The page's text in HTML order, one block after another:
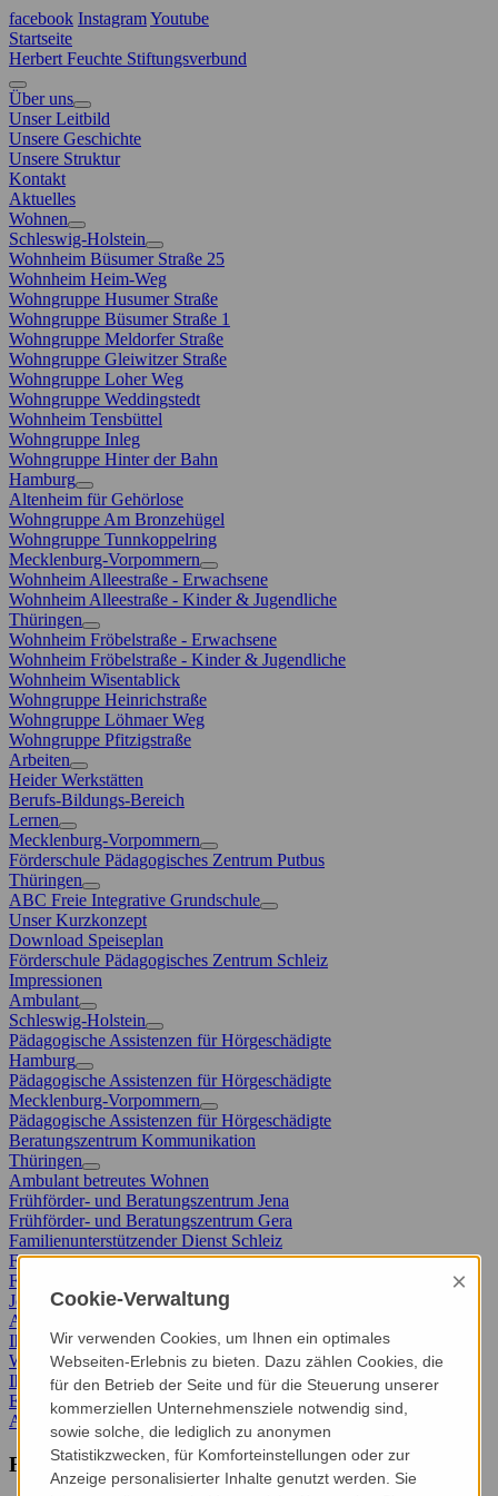
facebook InstagramYoutube
Startseite
Herbert Feuchte Stiftungsverbund
Über uns
Unser Leitbild
Unsere Geschichte
Unsere Struktur
Kontakt
Aktuelles
Wohnen
Schleswig-Holstein
Wohnheim Büsumer Straße 25
Wohnheim Heim-Weg
Wohngruppe Husumer Straße
Wohngruppe Büsumer Straße 1
Wohngruppe Meldorfer Straße
Wohngruppe Gleiwitzer Straße
Wohngruppe Loher Weg
Wohngruppe Weddingstedt
Wohnheim Tensbüttel
Wohngruppe Inleg
Wohngruppe Hinter der Bahn
Hamburg
Altenheim für Gehörlose
Wohngruppe Am Bronzehügel
Wohngruppe Tunnkoppelring
Mecklenburg-Vorpommern
Wohnheim Alleestraße - Erwachsene
Wohnheim Alleestraße - Kinder & Jugendliche
Thüringen
Wohnheim Fröbelstraße - Erwachsene
Wohnheim Fröbelstraße - Kinder & Jugendliche
Wohnheim Wisentablick
Wohngruppe Heinrichstraße
Wohngruppe Löhmaer Weg
Wohngruppe Pfitzigstraße
Arbeiten
Heider Werkstätten
Berufs-Bildungs-Bereich
Lernen
Mecklenburg-Vorpommern
Förderschule Pädagogisches Zentrum Putbus
Thüringen
ABC Freie Integrative Grundschule
Unser Kurzkonzept
Download Speiseplan
Förderschule Pädagogisches Zentrum Schleiz
Impressionen
Ambulant
Schleswig-Holstein
Pädagogische Assistenzen für Hörgeschädigte
Hamburg
Pädagogische Assistenzen für Hörgeschädigte
Mecklenburg-Vorpommern
Pädagogische Assistenzen für Hörgeschädigte
Beratungszentrum Kommunikation
Thüringen
Ambulant betreutes Wohnen
Frühförder- und Beratungszentrum Jena
Frühförder- und Beratungszentrum Gera
Familienunterstützender Dienst Schleiz
Frühförder- und Beratungszentrum Erfurt
Frühförder- und Beratungszentrum Schleiz
Jobs & Karriere
Aktuelle Stellenangebote
Ihr Einstieg bei uns
Wir als Arbeitgeber
Ihre Vorteile bei uns
Einblicke und Events
Ambulant
Frühförder- und Beratungszentrum Jena
FFBZ Jena
Cookie-Verwaltung
×
Wir verwenden Cookies, um Ihnen ein optimales
Webseiten-Erlebnis zu bieten. Dazu zählen Cookies, die
für den Betrieb der Seite und für die Steuerung unserer
kommerziellen Unternehmensziele notwendig sind,
sowie solche, die lediglich zu anonymen
Statistikzwecken, für Komforteinstellungen oder zur
Anzeige personalisierter Inhalte genutzt werden. Sie